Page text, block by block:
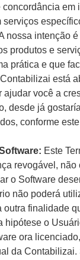
em
nossa intenção
produtos e
prática e que
está
ajudar você a
desde já
conforme
Este
revogável, não
o Software
não poderá
outra finalidade
hipótese o
ora
da Contabilizai.